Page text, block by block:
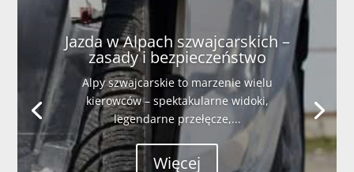
Jazda w Alpach szwajcarskich –
zasady i bezpieczeństwo
Alpy szwajcarskie to marzenie wielu
kierowców – spektakularne widoki,
legendarne przełęcze,...
Więcej